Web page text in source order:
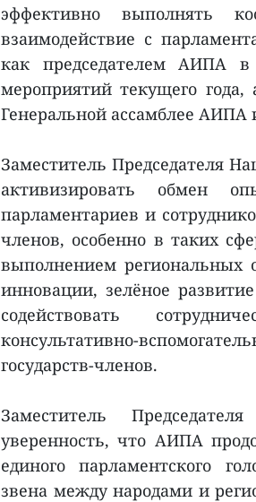
эффективно выполнять
взаимодействие с
как председателем АИПА
мероприятий текущего
Генеральной ассамблее
Заместитель Председателя
активизировать обмен
парламентариев и
членов, особенно в таких
выполнением региональных
инновации, зелёное
содействовать
консультативно-
государств-членов.
Заместитель
уверенность, что АИПА
единого парламентского
звена между народами и